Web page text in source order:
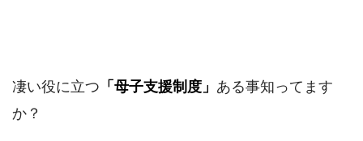
凄い役に立つ 「母子支援制度」 ある事知ってます
か？